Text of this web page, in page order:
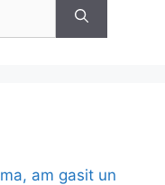
am gasit un